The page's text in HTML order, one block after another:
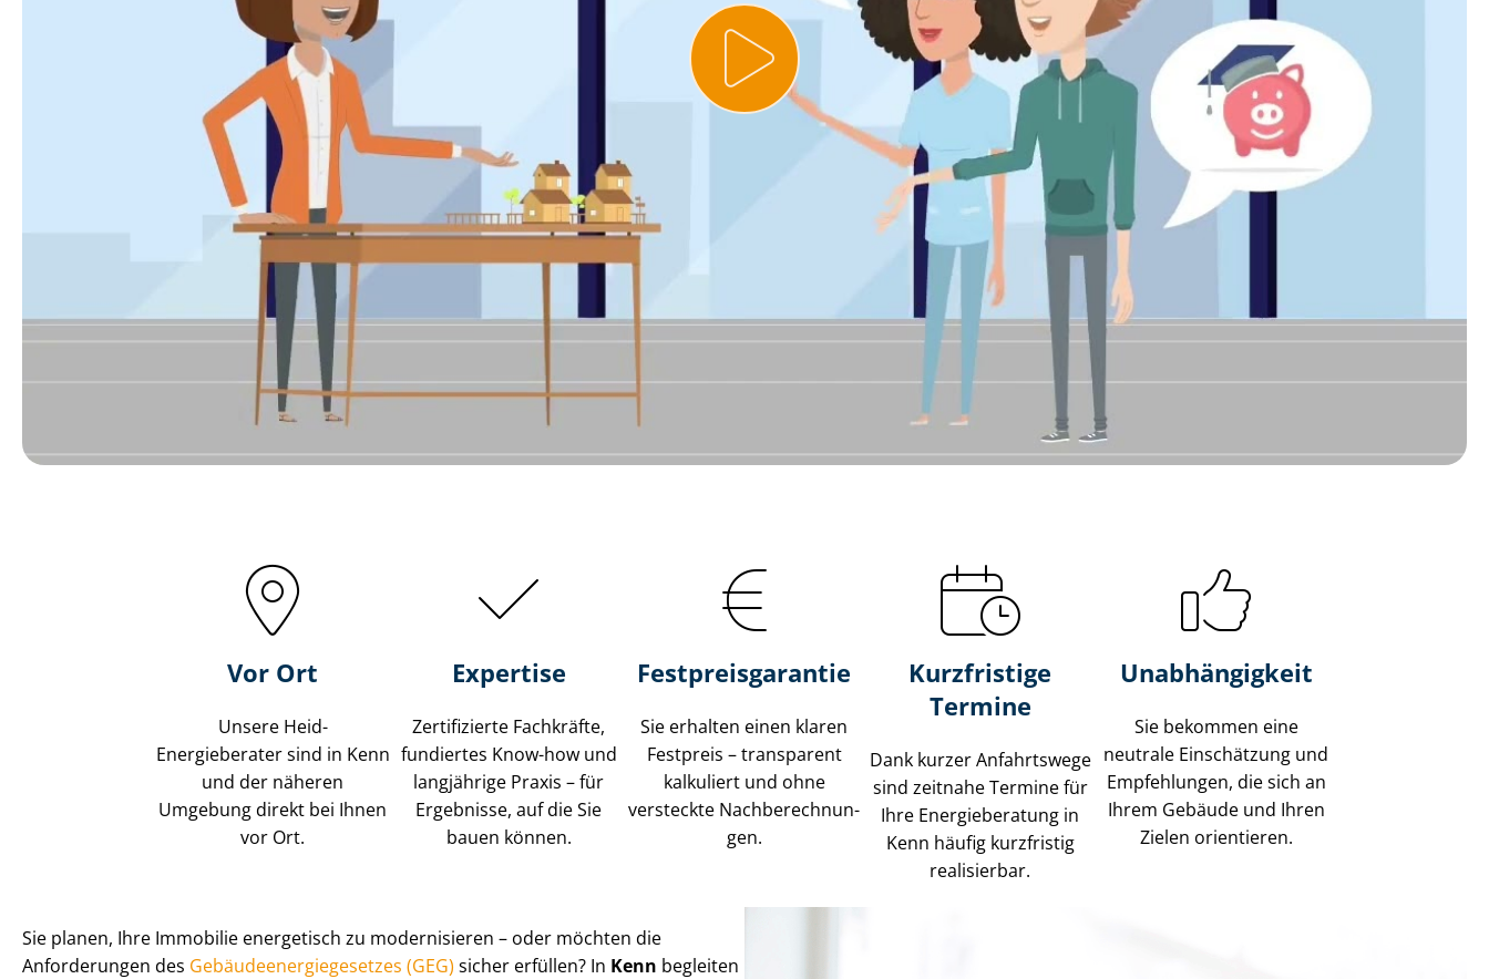
Vor Ort
Unsere Heid-
Energieberater sind in Kenn
und der näheren
Umgebung direkt bei Ihnen
vor Ort.
Expertise
Zertifizierte Fachkräfte,
fundiertes Know-how und
langjährige Praxis – für
Ergebnisse, auf die Sie
bauen können.
Fest­preis­ga­ran­tie
Sie erhalten einen klaren
Festpreis – transparent
kalkuliert und ohne
versteckte Nach­be­rech­nun­
gen.
Kurzfristige
Termine
Dank kurzer Anfahrtswege
sind zeitnahe Termine für
Ihre Energieberatung in
Kenn häufig kurzfristig
realisierbar.
Unabhängigkeit
Sie bekommen eine
neutrale Einschätzung und
Empfehlungen, die sich an
Ihrem Gebäude und Ihren
Zielen orientieren.
Sie planen, Ihre Immobilie energetisch zu modernisieren – oder möchten die
Anforderungen des Ge­bäu­de­en­er­gie­ge­set­zes (GEG) sicher erfüllen? In Kenn begleiten